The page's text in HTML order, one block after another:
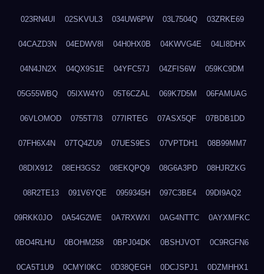
023RN4UI 02SKVUL3 034UW6PW 03L7504Q 03ZRKE69
04CAZD3N 04EDWV8I 04H0HX0B 04KWVG4E 04LI8DHX
04N4JN2X 04QX9S1E 04YFC57J 04ZFIS6W 059KC9DM
05G55WBQ 05IXW4Y0 05T6CZAL 069K7D5M 06FAMUAG
06VLOMOD 0755T7I3 077IRTEG 07ASX5QF 07BDB1DD
07FH6X4N 07TQ4ZU9 07UES9ES 07VPTDH1 08B99MM7
08DIX912 08EH3GS2 08EKQPQ9 08G6A3PD 08HJRZKG
08R2TE13 091V6YQE 0959345H 097C3BE4 09DI9AQ2
09RKK0JO 0A54G2WE 0A7RXWXI 0AG4NTTC 0AYXMFKC
0BO4RLHU 0BOHM258 0BPJ04DK 0BSHJVOT 0C9RGFN6
0CA5T1U9 0CMYI0KC 0D38QEGH 0DCJSPJ1 0DZMHHX1